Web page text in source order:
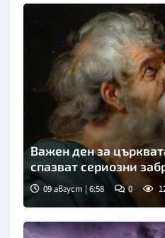
Важен ден за
спазват сериозни
09 август | 6:58 0